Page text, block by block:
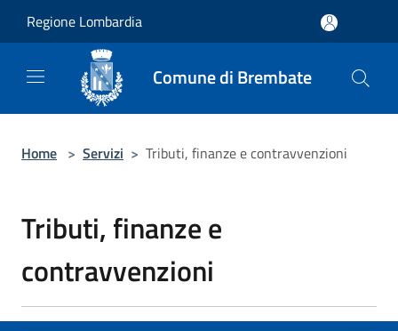
Regione Lombardia
Comune di Brembate
Home > Servizi > Tributi, finanze e contravvenzioni
Tributi, finanze e
contravvenzioni